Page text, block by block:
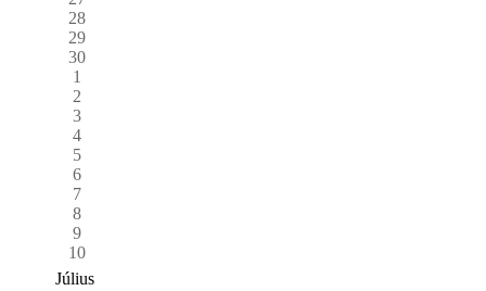
28
29
30
1
2
3
4
5
6
7
8
9
10
Július